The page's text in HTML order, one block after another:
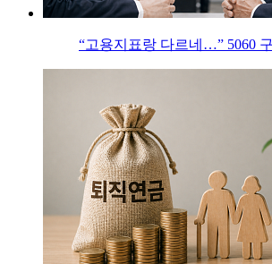
“고용지표랑 다르네…” 5060